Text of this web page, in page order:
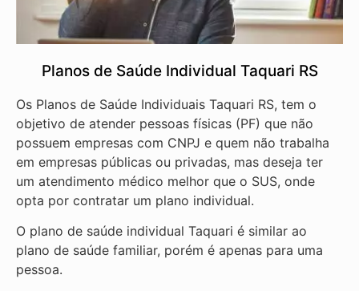
Planos de Saúde Individual Taquari RS
Os Planos de Saúde Individuais Taquari RS, tem o
objetivo de atender pessoas físicas (PF) que não
possuem empresas com CNPJ e quem não trabalha
em empresas públicas ou privadas, mas deseja ter
um atendimento médico melhor que o SUS, onde
opta por contratar um plano individual.
O plano de saúde individual Taquari é similar ao
plano de saúde familiar, porém é apenas para uma
pessoa.